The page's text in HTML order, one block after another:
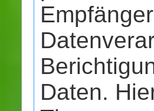
Daten.